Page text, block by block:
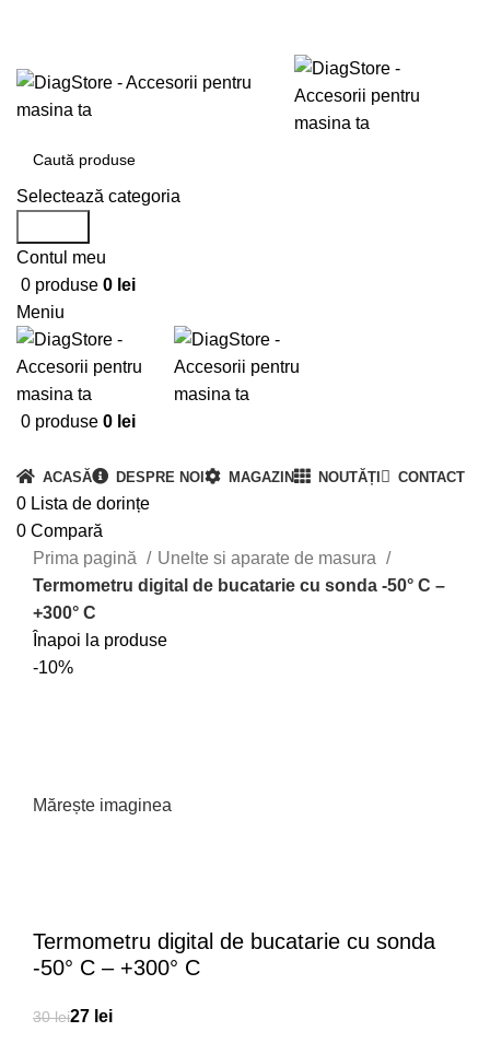
Selectează categoria
Contul meu
0 produse 0 lei
Meniu
0 produse 0 lei
ACASĂ DESPRE NOI MAGAZIN NOUTĂȚI CONTACT
0 Lista de dorințe
0 Compară
Prima pagină
Unelte si aparate de masura
Termometru digital de bucatarie cu sonda -50° C –
+300° C
Înapoi la produse
-10%
Mărește imaginea
Termometru digital de bucatarie cu sonda
-50° C – +300° C
30lei27 lei